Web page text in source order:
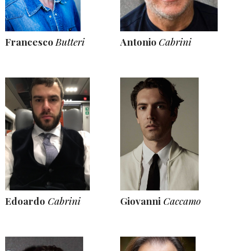
Francesco Butteri Antonio Cabrini
Edoardo Cabrini Giovanni Caccamo